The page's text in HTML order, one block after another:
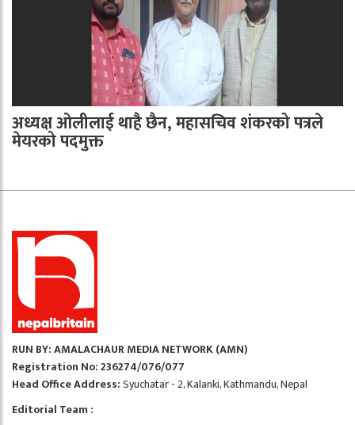
अध्यक्ष ओलीलाई थाहै छैन, महासचिव शंकरको पत्रले
मेयरको पदमुक्त
RUN BY: AMALACHAUR MEDIA NETWORK (AMN)
Registration No: 236274/076/077
Head Office Address:Syuchatar - 2, Kalanki, Kathmandu, Nepal
Editorial Team :